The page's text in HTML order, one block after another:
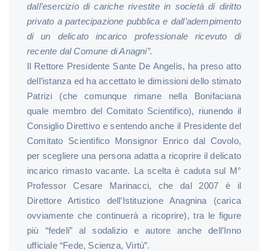
dall’esercizio di cariche rivestite in società di diritto
privato a partecipazione pubblica e dall’adempimento
di un delicato incarico professionale ricevuto di
recente dal Comune di Anagni”.
Il Rettore Presidente Sante De Angelis, ha preso atto
dell’istanza ed ha accettato le dimissioni dello stimato
Patrizi (che comunque rimane nella Bonifaciana
quale membro del Comitato Scientifico), riunendo il
Consiglio Direttivo e sentendo anche il Presidente del
Comitato Scientifico Monsignor Enrico dal Covolo,
per scegliere una persona adatta a ricoprire il delicato
incarico rimasto vacante. La scelta è caduta sul M°
Professor Cesare Marinacci, che dal 2007 è il
Direttore Artistico dell’Istituzione Anagnina (carica
ovviamente che continuerà a ricoprire), tra le figure
più “fedeli” al sodalizio e autore anche dell’Inno
ufficiale “Fede, Scienza, Virtù”.